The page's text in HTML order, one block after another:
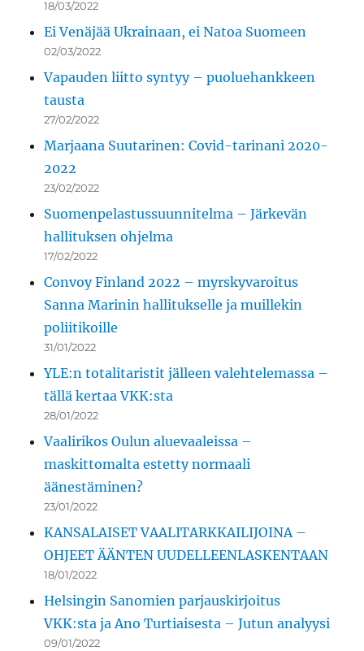
18/03/2022
Ei Venäjää Ukrainaan, ei Natoa Suomeen
02/03/2022
Vapauden liitto syntyy – puoluehankkeen
tausta
27/02/2022
Marjaana Suutarinen: Covid-tarinani 2020-
2022
23/02/2022
Suomenpelastussuunnitelma – Järkevän
hallituksen ohjelma
17/02/2022
Convoy Finland 2022 – myrskyvaroitus
Sanna Marinin hallitukselle ja muillekin
poliitikoille
31/01/2022
YLE:n totalitaristit jälleen valehtelemassa –
tällä kertaa VKK:sta
28/01/2022
Vaalirikos Oulun aluevaaleissa –
maskittomalta estetty normaali
äänestäminen?
23/01/2022
KANSALAISET VAALITARKKAILIJOINA –
OHJEET ÄÄNTEN UUDELLEENLASKENTAAN
18/01/2022
Helsingin Sanomien parjauskirjoitus
VKK:sta ja Ano Turtiaisesta – Jutun analyysi
09/01/2022